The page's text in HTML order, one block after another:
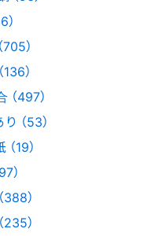
）
）
497）
（53）
19）
）
）
）